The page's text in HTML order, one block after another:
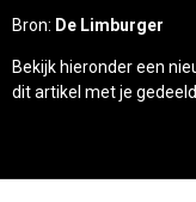
Bron: De Limburger
Bekijk hieronder een
dit artikel met je